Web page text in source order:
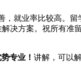
，就业率比较高。留
决方案。祝所有准
专业！ 讲解，可以